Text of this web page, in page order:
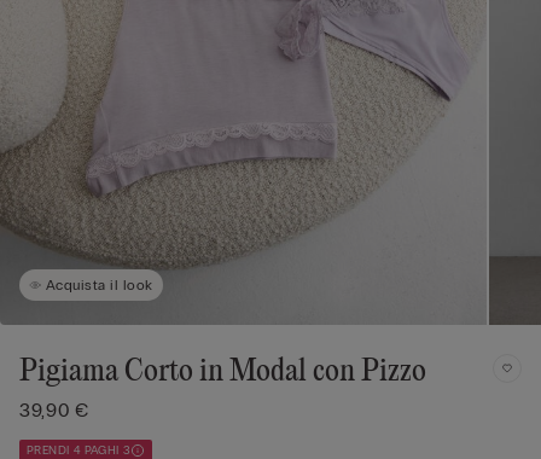
Acquista il look
Pigiama Corto in Modal con Pizzo
39,90 €
PRENDI 4 PAGHI 3